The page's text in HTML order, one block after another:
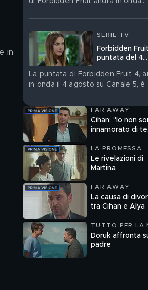
in
SERIE TV
Forbidden
puntata del 4
La puntata di Forbidden Fruit 4,
in onda il 4 agosto su Canale 5, è
FAR AWAY
Cihan: "Io non
innamorato di te,
LA PROMESSA
Le rivelazioni di
Martina
FAR AWAY
La causa di
tra Cihan e Alya
TUTTO PER LA
FAMIGLIA 2
Doruk affronta
padre